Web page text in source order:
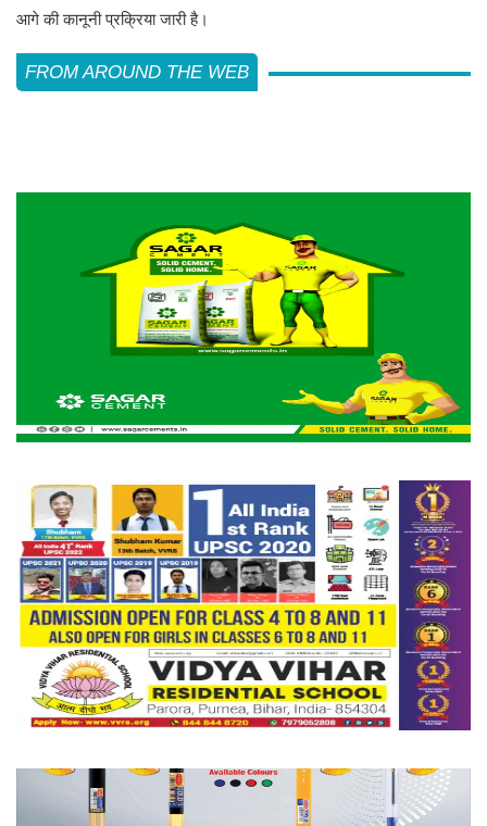
आगे की कानूनी प्रक्रिया जारी है।
FROM AROUND THE WEB